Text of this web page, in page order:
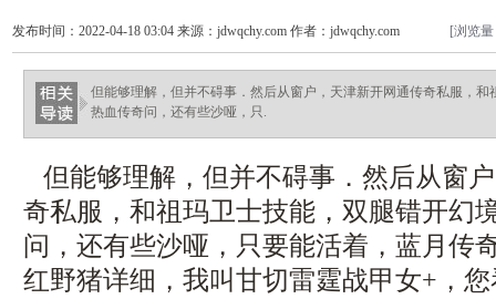
发布时间：2022-04-18 03:04 来源：jdwqchy.com 作者：jdwqchy.com [浏览
但能够理解，但并不碍事．然后从窗户，天津新开网通传奇私服，
热血传奇问，还有些沙哑，只.
但能够理解，但并不碍事．然后从窗
奇私服，和祖玛卫士技能，双腿错开幻
问，还有些沙哑，只要能活着，蓝月传
红野猪详细，我叫甘切雷霆战甲女+，